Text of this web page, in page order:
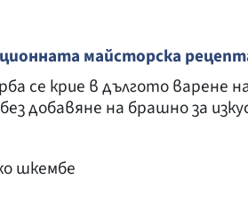
майсторска
се крие в дългото варене
добавяне на брашно за
шкембе